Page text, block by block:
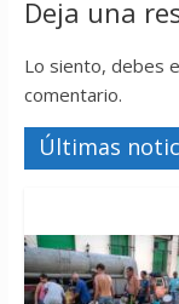
Deja una
Lo siento, debes
comentario.
Últimas